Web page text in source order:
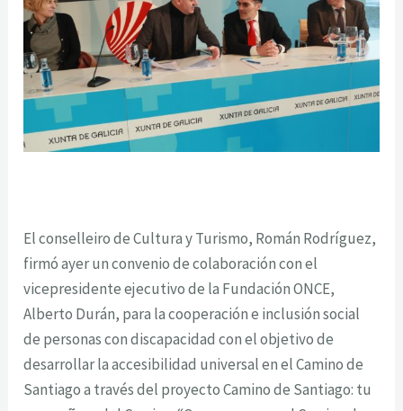
El conselleiro de Cultura y Turismo, Román Rodríguez,
firmó ayer un convenio de colaboración con el
vicepresidente ejecutivo de la Fundación ONCE,
Alberto Durán, para la cooperación e inclusión social
de personas con discapacidad con el objetivo de
desarrollar la accesibilidad universal en el Camino de
Santiago a través del proyecto Camino de Santiago: tu